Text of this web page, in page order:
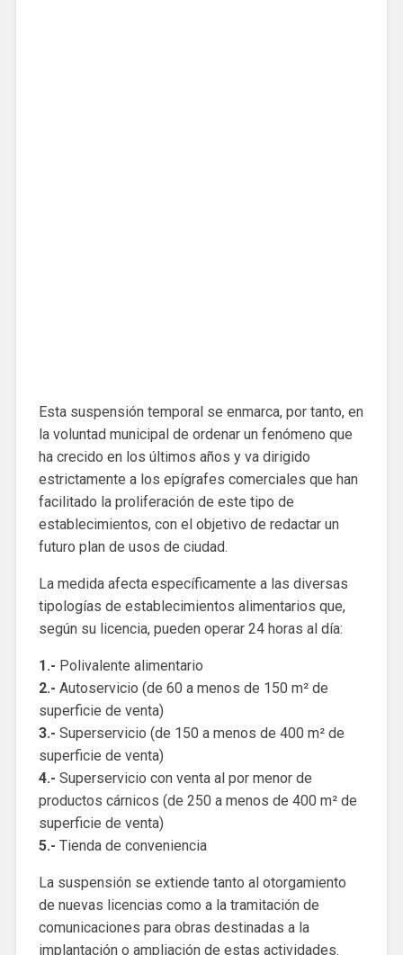
Esta suspensión temporal se enmarca, por tanto, en
la voluntad municipal de ordenar un fenómeno que
ha crecido en los últimos años y va dirigido
estrictamente a los epígrafes comerciales que han
facilitado la proliferación de este tipo de
establecimientos, con el objetivo de redactar un
futuro plan de usos de ciudad.
La medida afecta específicamente a las diversas
tipologías de establecimientos alimentarios que,
según su licencia, pueden operar 24 horas al día:
1.- Polivalente alimentario
2.- Autoservicio (de 60 a menos de 150 m² de
superficie de venta)
3.- Superservicio (de 150 a menos de 400 m² de
superficie de venta)
4.- Superservicio con venta al por menor de
productos cárnicos (de 250 a menos de 400 m² de
superficie de venta)
5.- Tienda de conveniencia
La suspensión se extiende tanto al otorgamiento
de nuevas licencias como a la tramitación de
comunicaciones para obras destinadas a la
implantación o ampliación de estas actividades.